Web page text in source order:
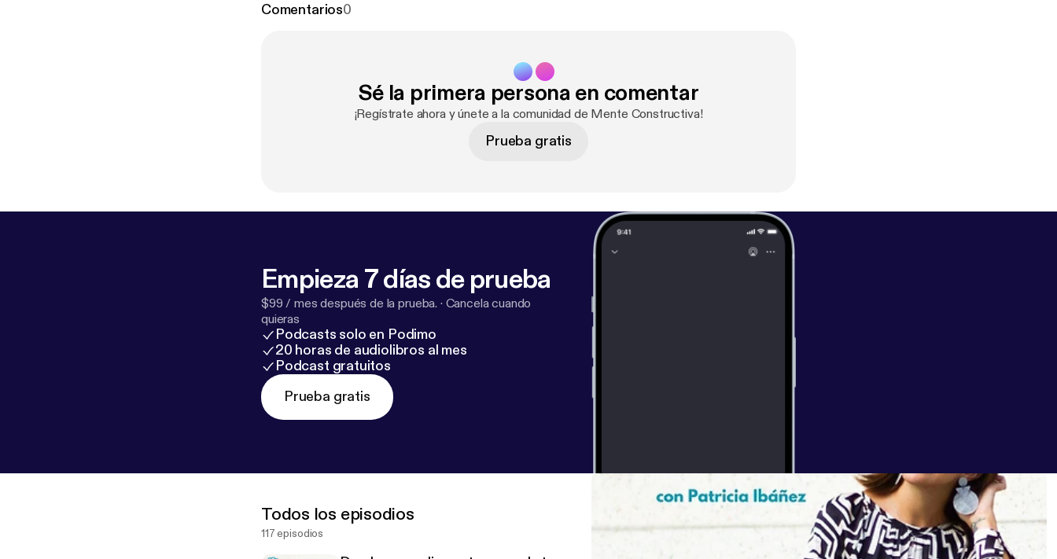
Comentarios0
Sé la primera persona en comentar
¡Regístrate ahora y únete a la comunidad de Mente Constructiva!
Prueba gratis
Empieza 7 días de prueba
$99 / mes después de la prueba. · Cancela cuando
quieras
Podcasts solo en Podimo
20 horas de audiolibros al mes
Podcast gratuitos
Prueba gratis
Todos los episodios
117 episodios